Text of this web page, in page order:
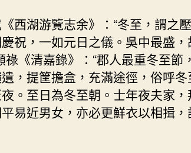
西湖游覽志余》：“冬至，謂之
祝，一如元日之儀。吳中最盛
祿《清嘉錄》：“郡人最重冬至節
，提筐擔盒，充滿途徑，俗呼
。至日為冬至朝。士年夜夫家，
易近男女，亦必更鮮衣以相揖，